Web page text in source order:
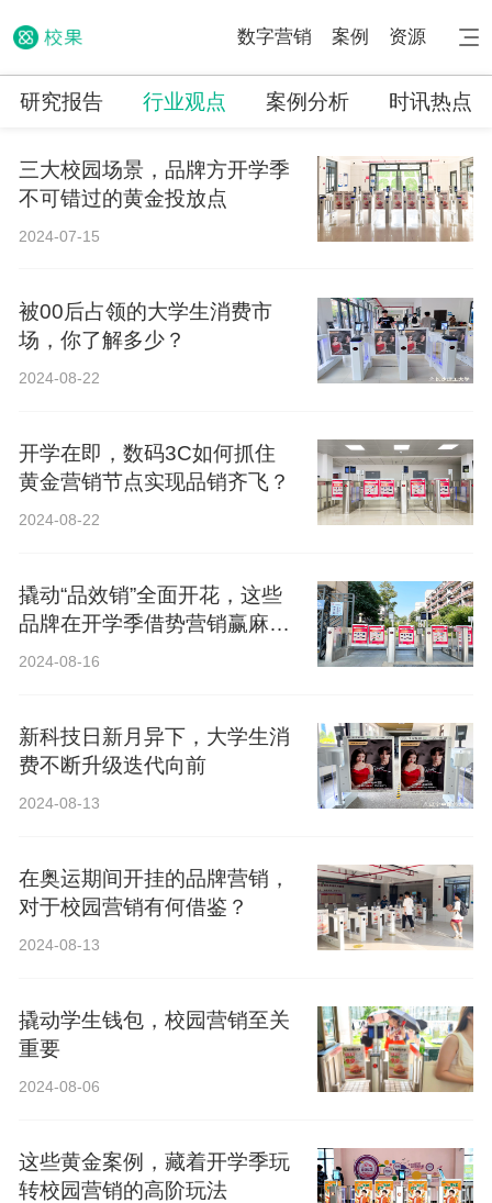
数字营销 案例 资源
研究报告 行业观点 案例分析 时讯热点
三大校园场景，品牌方开学季
不可错过的黄金投放点
2024-07-15
被00后占领的大学生消费市
场，你了解多少？
2024-08-22
开学在即，数码3C如何抓住
黄金营销节点实现品销齐飞？
2024-08-22
撬动“品效销”全面开花，这些
品牌在开学季借势营销赢麻
了！
2024-08-16
新科技日新月异下，大学生消
费不断升级迭代向前
2024-08-13
在奥运期间开挂的品牌营销，
对于校园营销有何借鉴？
2024-08-13
撬动学生钱包，校园营销至关
重要
2024-08-06
这些黄金案例，藏着开学季玩
转校园营销的高阶玩法